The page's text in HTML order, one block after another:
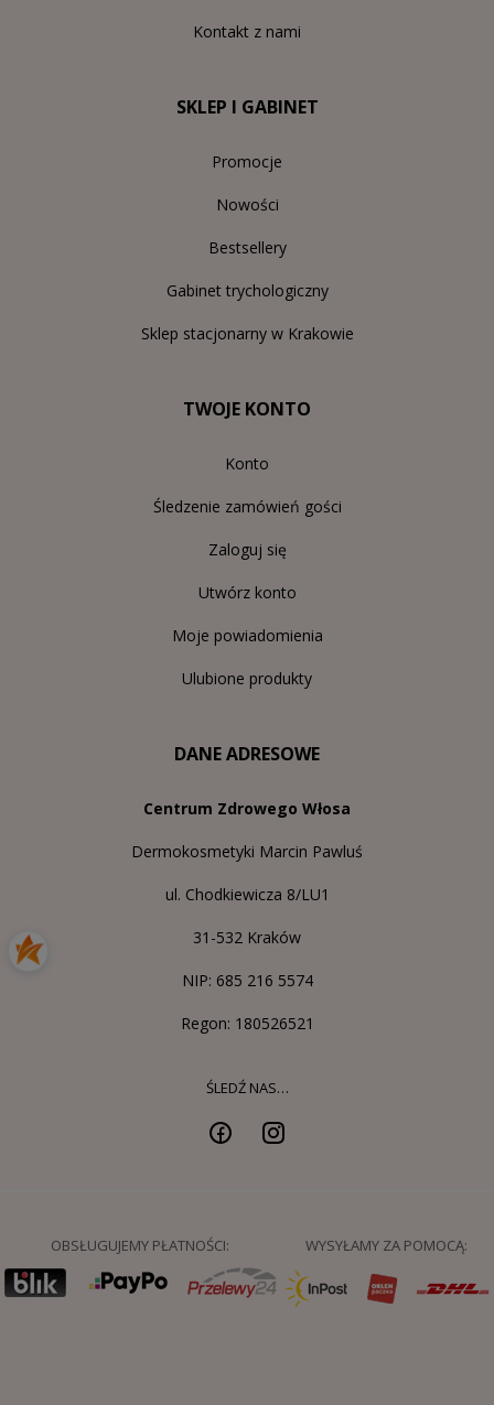
Kontakt z nami
SKLEP I GABINET
Promocje
Nowości
Bestsellery
Gabinet trychologiczny
Sklep stacjonarny w Krakowie
TWOJE KONTO
Konto
Śledzenie zamówień gości
Zaloguj się
Utwórz konto
Moje powiadomienia
Ulubione produkty
DANE ADRESOWE
Centrum Zdrowego Włosa
Dermokosmetyki Marcin Pawluś
ul. Chodkiewicza 8/LU1
31-532 Kraków
NIP: 685 216 5574
Regon: 180526521
ŚLEDŹ NAS…
OBSŁUGUJEMY PŁATNOŚCI: WYSYŁAMY ZA POMOCĄ: